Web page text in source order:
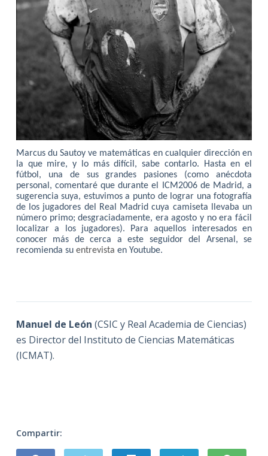
Marcus du Sautoy ve matemáticas en cualquier dirección en
la que mire, y lo más difícil, sabe contarlo. Hasta en el
fútbol, una de sus grandes pasiones (como anécdota
personal, comentaré que durante el ICM2006 de Madrid, a
sugerencia suya, estuvimos a punto de lograr una fotografía
de los jugadores del Real Madrid cuya camiseta llevaba un
número primo; desgraciadamente, era agosto y no era fácil
localizar a los jugadores). Para aquellos interesados en
conocer más de cerca a este seguidor del Arsenal, se
recomienda su entrevista en Youtube.
Manuel de León (CSIC y Real Academia de Ciencias)
es Director del Instituto de Ciencias Matemáticas
(ICMAT).
Compartir: